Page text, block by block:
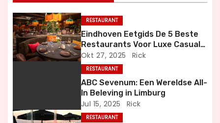
n
a
v
a
RESTAURANT
Eindhoven Eetgids De 5 Beste
Restaurants Voor Luxe Casual
en Bijzondere Momenten
Okt 27, 2025 Rick
RESTAURANT
ABC Sevenum: Een Wereldse All-
In Beleving in Limburg
Jul 15, 2025 Rick
RESTAURANT